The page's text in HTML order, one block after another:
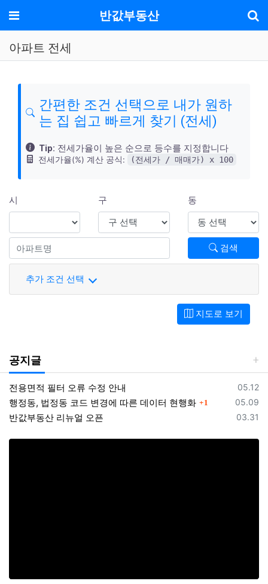
메뉴 반값부동산
아파트 전세
간편한 조건 선택으로 내가 원하
는 집 쉽고 빠르게 찾기 (전세)
Tip: 전세가율이 높은 순으로 등수를 지정합니다
전세가율(%) 계산 공식: (전세가 / 매매가) x 100
시 구 동
검색
추가 조건 선택
지도로 보기
공지글
등록일
05.12
전용면적 필터 오류 수정 안내
등록일
05.09
행정동, 법정동 코드 변경에 따른 데이터 현행화 댓글
1
등록일
03.31
반값부동산 리뉴얼 오픈